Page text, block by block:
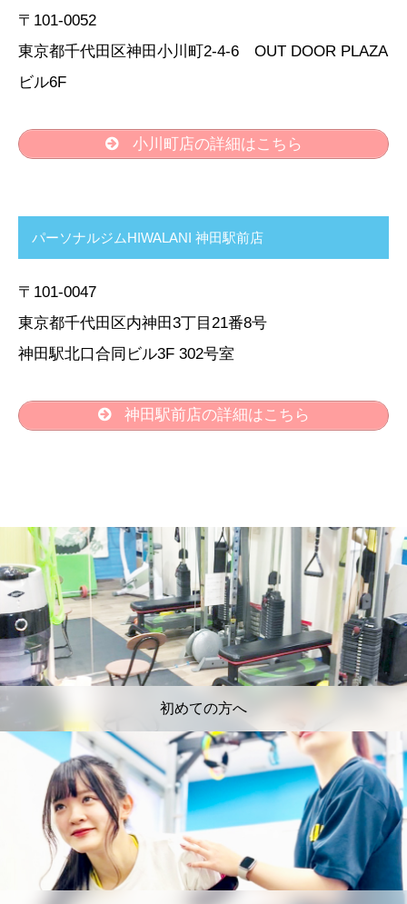
〒101-0052
東京都千代田区神田小川町2-4-6 OUT DOOR PLAZA
ビル6F
小川町店の詳細はこちら
パーソナルジムHIWALANI 神田駅前店
〒101-0047
東京都千代田区内神田3丁目21番8号
神田駅北口合同ビル3F 302号室
神田駅前店の詳細はこちら
初めての方へ